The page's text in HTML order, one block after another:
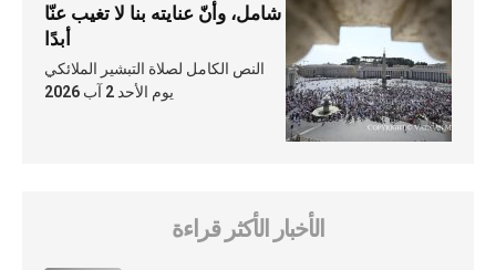
شامل، وأنّ عنايته بنا لا تغيب عنّا
أبدًا
النص الكامل لصلاة التبشير الملائكي
يوم الأحد 2 آب 2026
الأخبار الأكثر قراءة